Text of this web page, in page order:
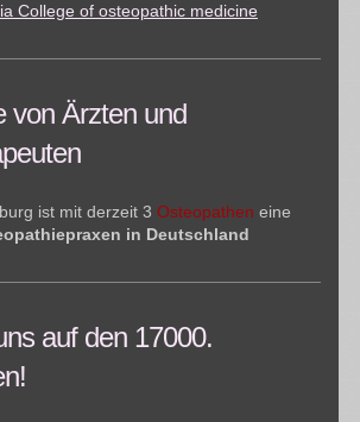
College of osteopathic medicine
von Ärzten und
ist mit derzeit 3 Osteopathen eine
in Deutschland
auf den 17000.